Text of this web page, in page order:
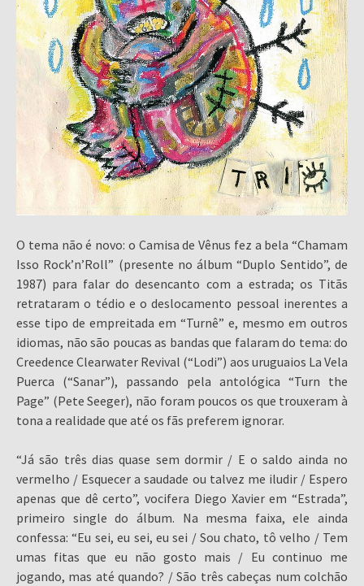
O tema não é novo: o Camisa de Vênus fez a bela “Chamam
Isso Rock’n’Roll” (presente no álbum “Duplo Sentido”, de
1987) para falar do desencanto com a estrada; os Titãs
retrataram o tédio e o deslocamento pessoal inerentes a
esse tipo de empreitada em “Turnê” e, mesmo em outros
idiomas, não são poucas as bandas que falaram do tema: do
Creedence Clearwater Revival (“Lodi”) aos uruguaios La Vela
Puerca (“Sanar”), passando pela antológica “Turn the
Page” (Pete Seeger), não foram poucos os que trouxeram à
tona a realidade que até os fãs preferem ignorar.
“Já são três dias quase sem dormir / E o saldo ainda no
vermelho / Esquecer a saudade ou talvez me iludir / Espero
apenas que dê certo”, vocifera Diego Xavier em “Estrada”,
primeiro single do álbum. Na mesma faixa, ele ainda
confessa: “Eu sei, eu sei, eu sei / Sou chato, tô velho / Tem
umas fitas que eu não gosto mais / Eu continuo me
jogando, mas até quando? / São três cabeças num colchão